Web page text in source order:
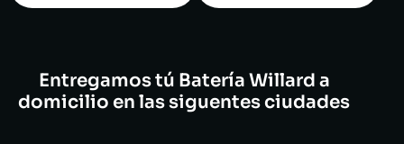
Entregamos tú Batería Willard a
domicilio en las siguentes ciudades